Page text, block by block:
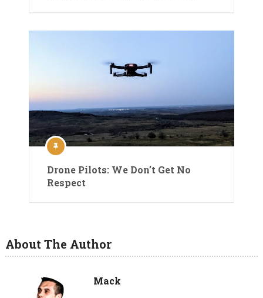
Drone Pilots: We Don’t Get No
Respect
About The Author
Mack